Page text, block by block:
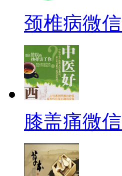
颈椎病微
膝盖痛微